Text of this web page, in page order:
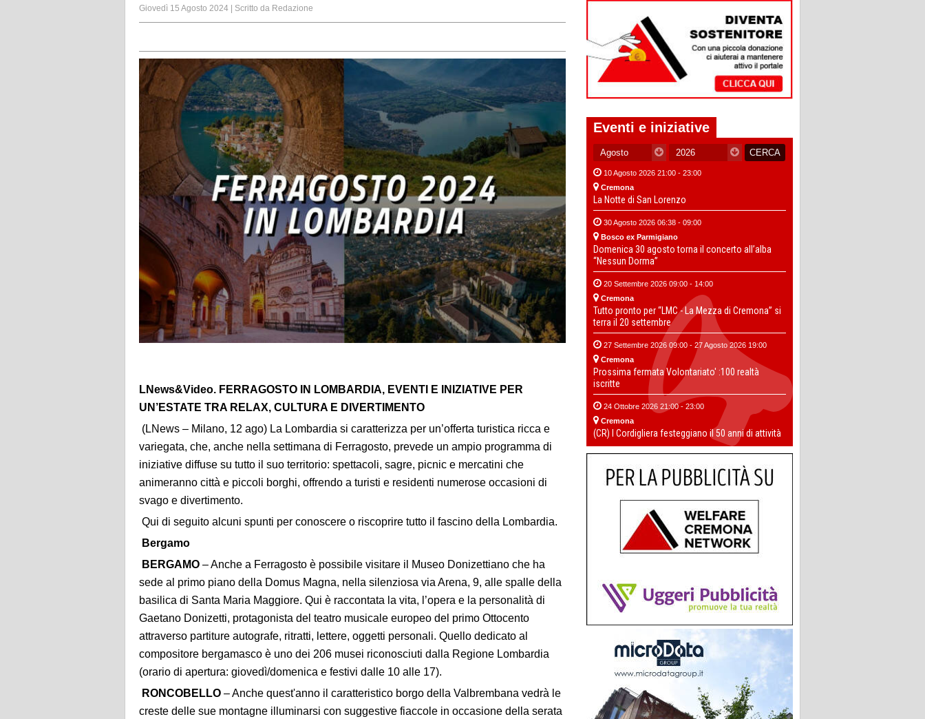
Giovedì 15 Agosto 2024 | Scritto da Redazione
LNews&Video. FERRAGOSTO IN LOMBARDIA, EVENTI E INIZIATIVE PER
UN’ESTATE TRA RELAX, CULTURA E DIVERTIMENTO
(LNews – Milano, 12 ago) La Lombardia si caratterizza per un’offerta turistica ricca e
variegata, che, anche nella settimana di Ferragosto, prevede un ampio programma di
iniziative diffuse su tutto il suo territorio: spettacoli, sagre, picnic e mercatini che
animeranno città e piccoli borghi, offrendo a turisti e residenti numerose occasioni di
svago e divertimento.
Qui di seguito alcuni spunti per conoscere o riscoprire tutto il fascino della Lombardia.
Bergamo
BERGAMO – Anche a Ferragosto è possibile visitare il Museo Donizettiano che ha
sede al primo piano della Domus Magna, nella silenziosa via Arena, 9, alle spalle della
basilica di Santa Maria Maggiore. Qui è raccontata la vita, l’opera e la personalità di
Gaetano Donizetti, protagonista del teatro musicale europeo del primo Ottocento
attraverso partiture autografe, ritratti, lettere, oggetti personali. Quello dedicato al
compositore bergamasco è uno dei 206 musei riconosciuti dalla Regione Lombardia
(orario di apertura: giovedì/domenica e festivi dalle 10 alle 17).
RONCOBELLO – Anche quest'anno il caratteristico borgo della Valbrembana vedrà le
creste delle sue montagne illuminarsi con suggestive fiaccole in occasione della serata
Eventi e iniziative
10 Agosto 2026 21:00 - 23:00
Cremona
La Notte di San Lorenzo
30 Agosto 2026 06:38 - 09:00
Bosco ex Parmigiano
Domenica 30 agosto torna il concerto all’alba
“Nessun Dorma”
20 Settembre 2026 09:00 - 14:00
Cremona
Tutto pronto per “LMC - La Mezza di Cremona” si
terra il 20 settembre
27 Settembre 2026 09:00 - 27 Agosto 2026 19:00
Cremona
Prossima fermata Volontariato' :100 realtà
iscritte
24 Ottobre 2026 21:00 - 23:00
Cremona
(CR) I Cordigliera festeggiano il 50 anni di attività